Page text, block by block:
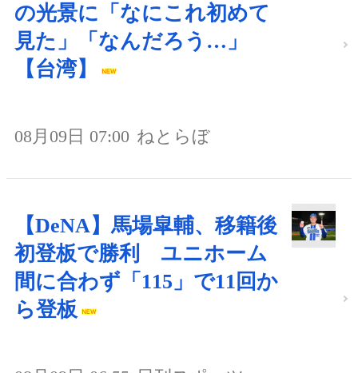
の光景に「なにこれ初めて
見た」「なんだろう…」
【台湾】
08月09日 07:00 ねとらぼ
【DeNA】馬場皐輔、移籍後
初登板で勝利 ユニホーム
間に合わず「115」で11回か
ら登板